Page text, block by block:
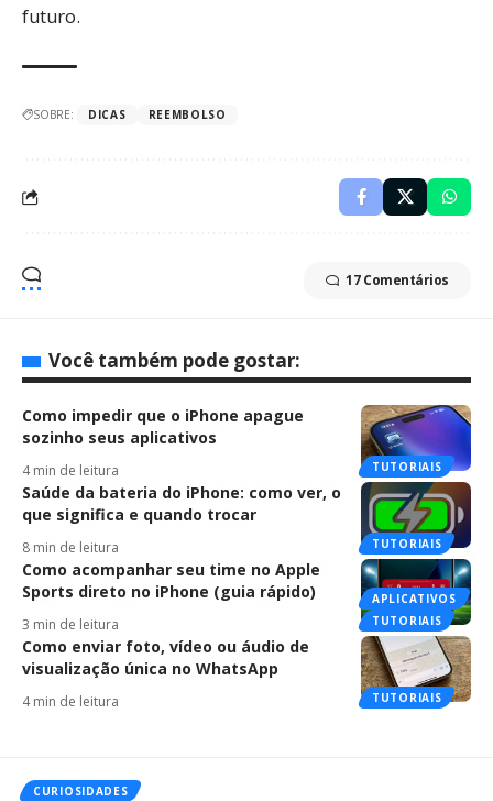
futuro.
SOBRE: DICAS REEMBOLSO
17 Comentários
Você também pode gostar:
TUTORIAIS
Como impedir que o iPhone apague
sozinho seus aplicativos
4 min de leitura
TUTORIAIS
Saúde da bateria do iPhone: como ver, o
que significa e quando trocar
8 min de leitura
APLICATIVOS
TUTORIAIS
Como acompanhar seu time no Apple
Sports direto no iPhone (guia rápido)
3 min de leitura
TUTORIAIS
Como enviar foto, vídeo ou áudio de
visualização única no WhatsApp
4 min de leitura
CURIOSIDADES